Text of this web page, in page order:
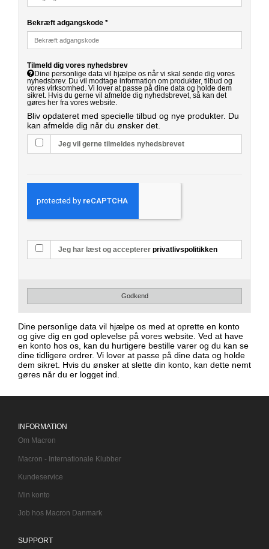
Bekræft adgangskode *
Tilmeld dig vores nyhedsbrev
Dine personlige data vil hjælpe os når vi skal sende dig vores
nyhedsbrev. Du vil modtage information om produkter, tilbud og
vores virksomhed. Vi lover at passe på dine data og holde dem
sikret. Hvis du gerne vil afmelde dig nyhedsbrevet, så kan det
gøres her fra vores website.
Bliv opdateret med specielle tilbud og nye produkter. Du
kan afmelde dig når du ønsker det.
Jeg vil gerne tilmeldes nyhedsbrevet
Jeg har læst og acceptererprivatlivspolitikken
Godkend
Dine personlige data vil hjælpe os med at oprette en konto
og give dig en god oplevelse på vores website. Ved at have
en konto hos os, kan du hurtigere bestille varer og du kan se
dine tidligere ordrer. Vi lover at passe på dine data og holde
dem sikret. Hvis du ønsker at slette din konto, kan dette nemt
gøres når du er logget ind.
INFORMATION
Om Macron
Macron - Internationale Klubber
Kundeservice
Min konto
Job hos Macron Danmark
SUPPORT